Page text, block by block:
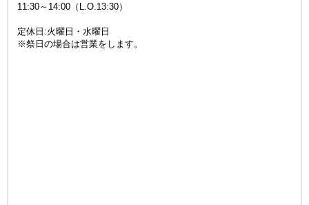
11:30～14:00（L.O.13:30）
定休日:火曜日・水曜日
※祭日の場合は営業をします。